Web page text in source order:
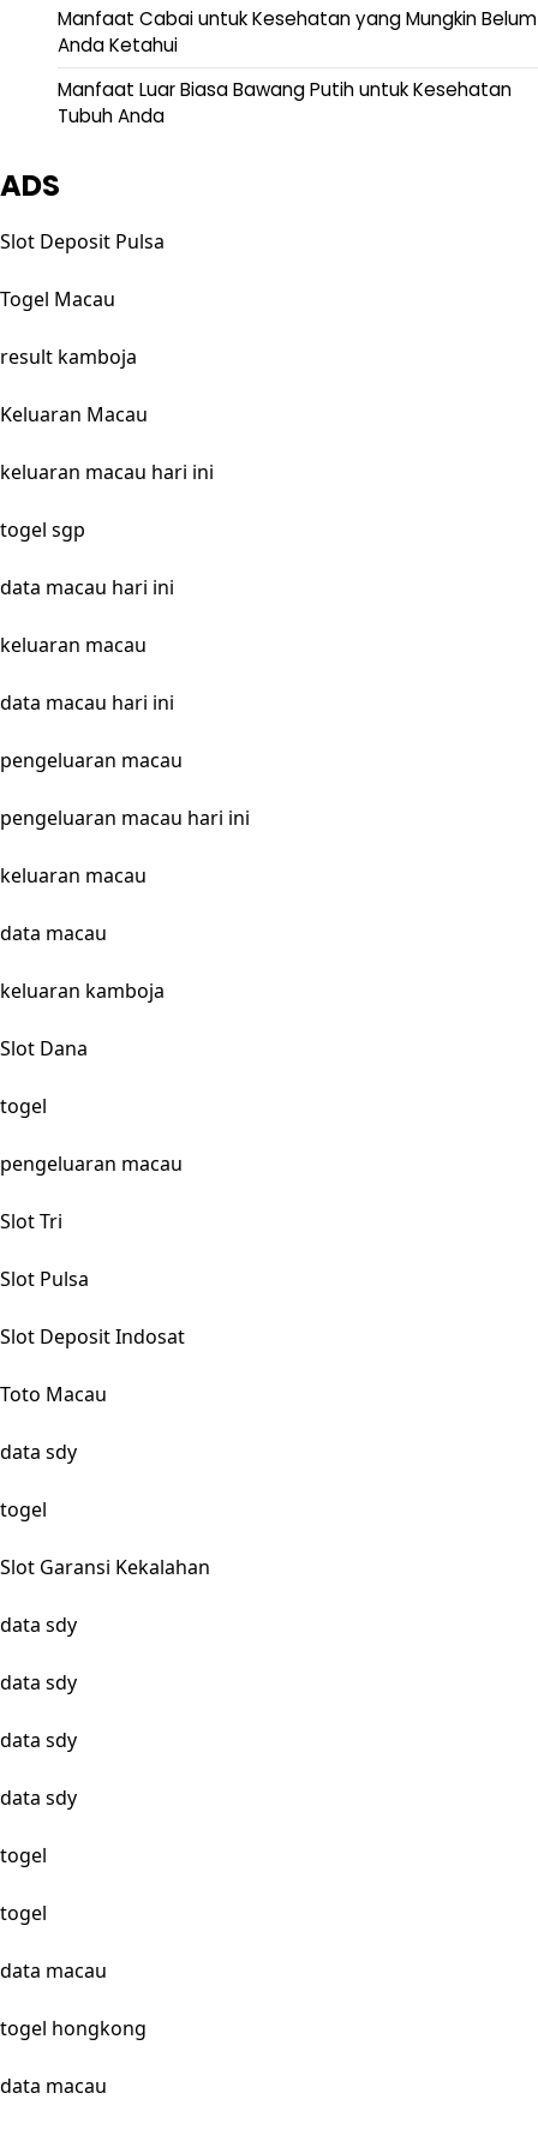
Manfaat Cabai untuk Kesehatan yang Mungkin Belum
Anda Ketahui
Manfaat Luar Biasa Bawang Putih untuk Kesehatan
Tubuh Anda
ADS
Slot Deposit Pulsa
Togel Macau
result kamboja
Keluaran Macau
keluaran macau hari ini
togel sgp
data macau hari ini
keluaran macau
data macau hari ini
pengeluaran macau
pengeluaran macau hari ini
keluaran macau
data macau
keluaran kamboja
Slot Dana
togel
pengeluaran macau
Slot Tri
Slot Pulsa
Slot Deposit Indosat
Toto Macau
data sdy
togel
Slot Garansi Kekalahan
data sdy
data sdy
data sdy
data sdy
togel
togel
data macau
togel hongkong
data macau